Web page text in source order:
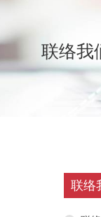
联络我
联络